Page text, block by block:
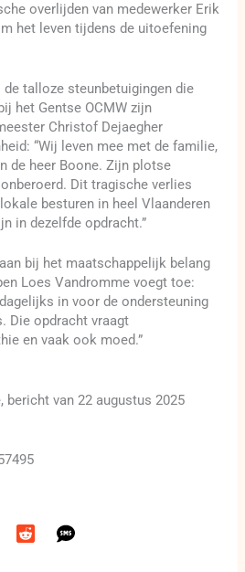
overlijden van medewerker Erik
het leven tijdens de uitoefening
talloze steunbetuigingen die
het Gentse OCMW zijn
Christof Dejaegher
“Wij leven mee met de familie,
de heer Boone. Zijn plotse
Dit tragische verlies
besturen in heel Vlaanderen
in dezelfde opdracht.”
bij het maatschappelijk belang
Loes Vandromme voegt toe:
in voor de ondersteuning
Die opdracht vraagt
en vaak ook moed.”
bericht van 22 augustus 2025